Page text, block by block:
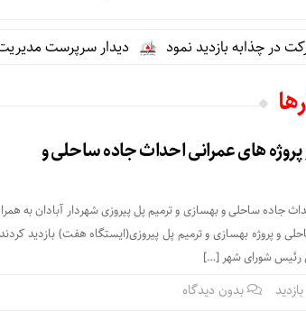
بازدید نمود دیدار سرپرست مدیریت
های عمرانی احداث جاده ساحلی و
جاده ساحلی و بهسازی و ترمیم پل پیروزی شهردار آبادان به
و پروژه بهسازی و ترمیم پل پیروزی(ایستگاه هفت) بازدید
رئیس شورای شهر […]
بدون دیدگاه